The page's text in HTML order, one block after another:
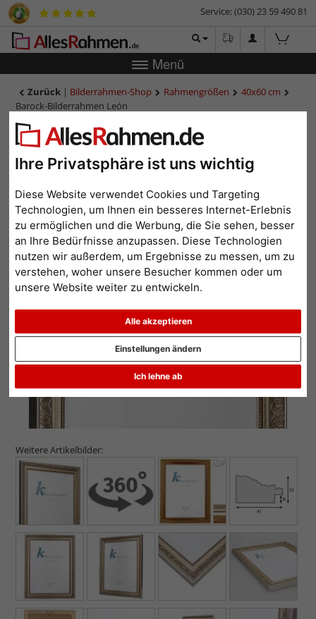
Ihre Privatsphäre ist uns wichtig
Diese Website verwendet Cookies und Targeting
Technologien, um Ihnen ein besseres Internet-Erlebnis
zu ermöglichen und die Werbung, die Sie sehen, besser
an Ihre Bedürfnisse anzupassen. Diese Technologien
nutzen wir außerdem, um Ergebnisse zu messen, um zu
verstehen, woher unsere Besucher kommen oder um
unsere Website weiter zu entwickeln.
Alle akzeptieren
Ich lehne ab
Einstellungen ändern
Service: (030) 23 59 490 81
Menü
Zurück | Bilderrahmen-Shop Rahmengrößen
40x60 cm
Barock-Bilderrahmen León
Barock-Bilderrahmen León
Zurück
Weitere Artikelbilder: